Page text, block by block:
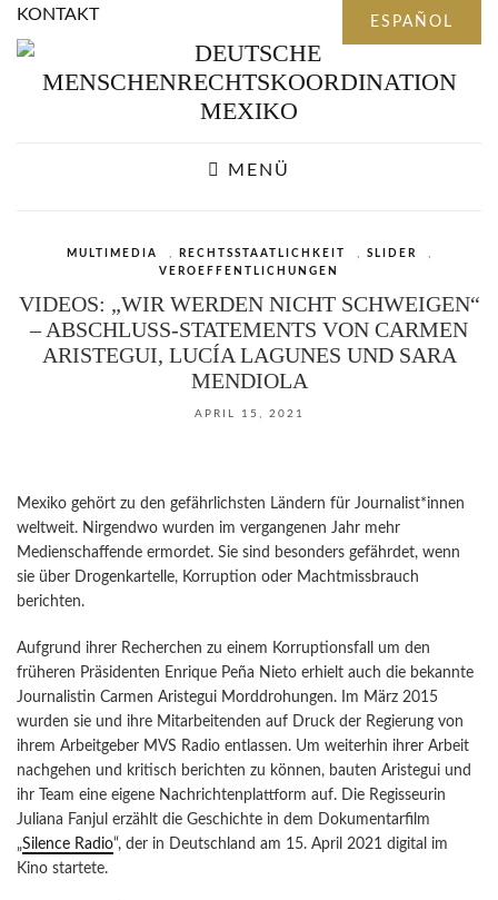
KONTAKT
MENÜ
MULTIMEDIA , RECHTSSTAATLICHKEIT , SLIDER
,
VEROEFFENTLICHUNGEN
VIDEOS: „WIR WERDEN NICHT SCHWEIGEN“
– ABSCHLUSS-STATEMENTS VON CARMEN
ARISTEGUI, LUCÍA LAGUNES UND SARA
MENDIOLA
APRIL 15, 2021
Mexiko gehört zu den gefährlichsten Ländern für Journalist*innen
weltweit. Nirgendwo wurden im vergangenen Jahr mehr
Medienschaffende ermordet. Sie sind besonders gefährdet, wenn
sie über Drogenkartelle, Korruption oder Machtmissbrauch
berichten.
Aufgrund ihrer Recherchen zu einem Korruptionsfall um den
früheren Präsidenten Enrique Peña Nieto erhielt auch die bekannte
Journalistin Carmen Aristegui Morddrohungen. Im März 2015
wurden sie und ihre Mitarbeitenden auf Druck der Regierung von
ihrem Arbeitgeber MVS Radio entlassen. Um weiterhin ihrer Arbeit
nachgehen und kritisch berichten zu können, bauten Aristegui und
ihr Team eine eigene Nachrichtenplattform auf. Die Regisseurin
Juliana Fanjul erzählt die Geschichte in dem Dokumentarfilm
„Silence Radio“, der in Deutschland am 15. April 2021 digital im
Kino startete.